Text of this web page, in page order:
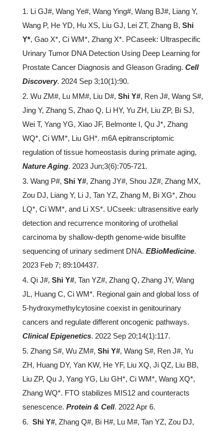
1. Li GJ#, Wang Ye#, Wang Ying#, Wang BJ#, Liang Y,
Wang P, He YD, Hu XS, Liu GJ, Lei ZT, Zhang B, Shi
Y*, Gao X*, Ci WM*, Zhang X*. PCaseek: Ultraspecific
Urinary Tumor DNA Detection Using Deep Learning for
Prostate Cancer Diagnosis and Gleason Grading. Cell
Discovery. 2024 Sep 3;10(1):90.
2. Wu ZM#, Lu MM#, Liu D#, Shi Y#, Ren J#, Wang S#,
Jing Y, Zhang S, Zhao Q, Li HY, Yu ZH, Liu ZP, Bi SJ,
Wei T, Yang YG, Xiao JF, Belmonte I, Qu J*, Zhang
WQ*, Ci WM*, Liu GH*. m6A epitranscriptomic
regulation of tissue homeostasis during primate aging,
Nature Aging. 2023 Jun;3(6):705-721.
3. Wang P#, Shi Y#, Zhang JY#, Shou JZ#, Zhang MX,
Zou DJ, Liang Y, Li J, Tan YZ, Zhang M, Bi XG*, Zhou
LQ*, Ci WM*, and Li XS*. UCseek: ultrasensitive early
detection and recurrence monitoring of urothelial
carcinoma by shallow-depth genome-wide bisulfite
sequencing of urinary sediment DNA. EBioMedicine.
2023 Feb 7; 89:104437.
4. Qi J#, Shi Y#, Tan YZ#, Zhang Q, Zhang JY, Wang
JL, Huang C, Ci WM*. Regional gain and global loss of
5-hydroxymethylcytosine coexist in genitourinary
cancers and regulate different oncogenic pathways.
Clinical Epigenetics. 2022 Sep 20;14(1):117.
5. Zhang S#, Wu ZM#, Shi Y#, Wang S#, Ren J#, Yu
ZH, Huang DY, Yan KW, He YF, Liu XQ, Ji QZ, Liu BB,
Liu ZP, Qu J, Yang YG, Liu GH*, Ci WM*, Wang XQ*,
Zhang WQ*. FTO stabilizes MIS12 and counteracts
senescence. Protein & Cell. 2022 Apr 6.
6. Shi Y#, Zhang Q#, Bi H#, Lu M#, Tan YZ, Zou DJ,